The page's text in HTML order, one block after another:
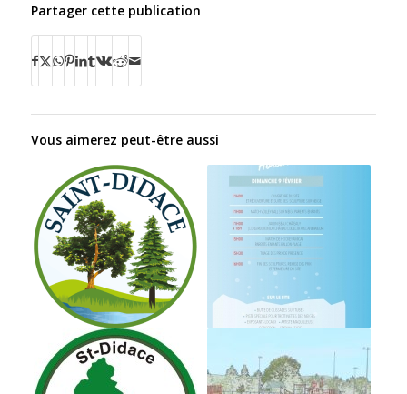
Partager cette publication
Vous aimerez peut-être aussi